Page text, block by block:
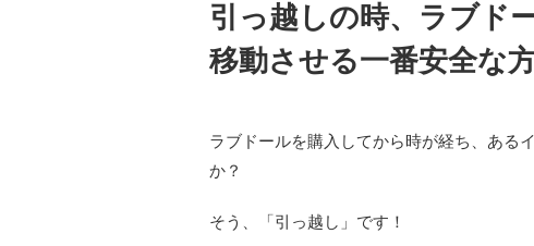
引っ越しの時、ラブド
移動させる一番安全な
ラブドールを購入してから時が経ち、ある
か？
そう、「引っ越し」です！